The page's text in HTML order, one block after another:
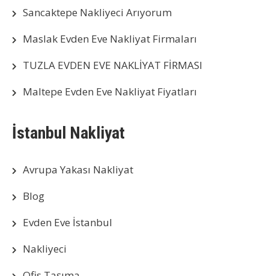
Sancaktepe Nakliyeci Arıyorum
Maslak Evden Eve Nakliyat Firmaları
TUZLA EVDEN EVE NAKLİYAT FİRMASI
Maltepe Evden Eve Nakliyat Fiyatları
İstanbul Nakliyat
Avrupa Yakası Nakliyat
Blog
Evden Eve İstanbul
Nakliyeci